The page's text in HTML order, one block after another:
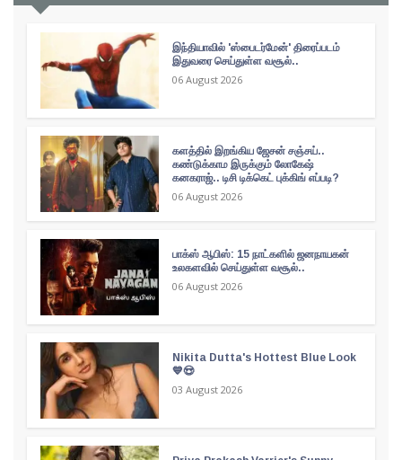
இந்தியாவில் 'ஸ்பைடர்மேன்' திரைப்படம்
இதுவரை செய்துள்ள வசூல்..
06 August 2026
களத்தில் இறங்கிய ஜேசன் சஞ்சய்..
கண்டுக்காம இருக்கும் லோகேஷ்
கனகராஜ்.. டிசி டிக்கெட் புக்கிங் எப்படி?
06 August 2026
பாக்ஸ் ஆபிஸ்: 15 நாட்களில் ஜனநாயகன்
உலகளவில் செய்துள்ள வசூல்..
06 August 2026
Nikita Dutta's Hottest Blue Look
💙😍
03 August 2026